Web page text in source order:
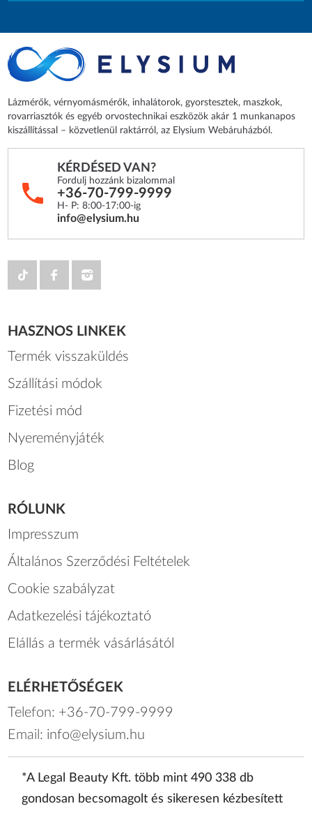
Lázmérők, vérnyomásmérők, inhalátorok, gyorstesztek, maszkok,
rovarriasztók és egyéb orvostechnikai eszközök akár 1 munkanapos
kiszállítással – közvetlenül raktárról, az Elysium Webáruházból.
KÉRDÉSED VAN?
Fordulj hozzánk bizalommal
+36-70-799-9999
H- P: 8:00-17:00-ig
info@elysium.hu
HASZNOS LINKEK
Termék visszaküldés
Szállítási módok
Fizetési mód
Nyereményjáték
Blog
RÓLUNK
Impresszum
Általános Szerződési Feltételek
Cookie szabályzat
Adatkezelési tájékoztató
Elállás a termék vásárlásától
ELÉRHETŐSÉGEK
Telefon: +36-70-799-9999
Email: info@elysium.hu
*A Legal Beauty Kft. több mint 490 338 db
gondosan becsomagolt és sikeresen kézbesített